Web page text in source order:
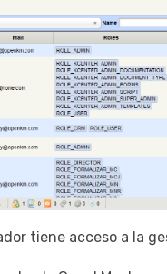
tiene acceso a la